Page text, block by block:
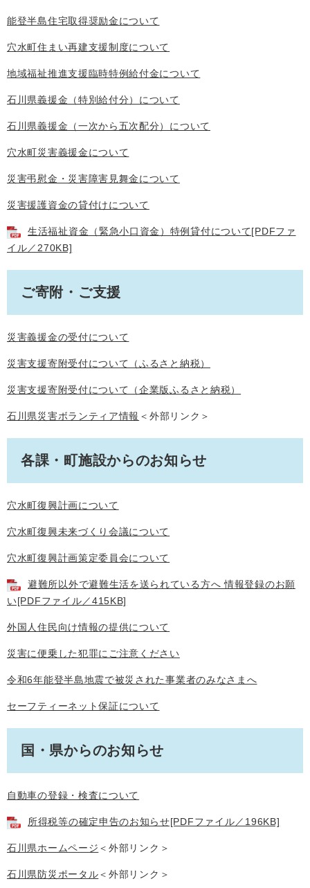
能登半島住宅取得奨励金について
穴水町住まい再建支援制度について
地域福祉推進支援臨時特例給付金について
石川県義援金（特別給付分）について
石川県義援金（一次から五次配分）について
穴水町災害義援金について
災害弔慰金・災害障害見舞金について
災害援護資金の貸付けについて
生活福祉資金（緊急小口資金）特例貸付について[PDFファ
イル／270KB]
ご寄附・ご支援
災害義援金の受付について
災害支援寄附受付について（ふるさと納税）
災害支援寄附受付について（企業版ふるさと納税）
石川県災害ボランティア情報 ＜外部リンク＞
各課・町施設からのお知らせ
穴水町復興計画について
穴水町復興未来づくり会議について
穴水町復興計画策定委員会について
避難所以外で避難生活を送られている方へ 情報登録のお願
い[PDFファイル／415KB]
外国人住民向け情報の提供について
災害に便乗した犯罪にご注意ください
令和6年能登半島地震で被災された事業者のみなさまへ
セーフティーネット保証について
国・県からのお知らせ
自動車の登録・検査について
所得税等の確定申告のお知らせ[PDFファイル／196KB]
石川県ホームページ ＜外部リンク＞
石川県防災ポータル＜外部リンク＞